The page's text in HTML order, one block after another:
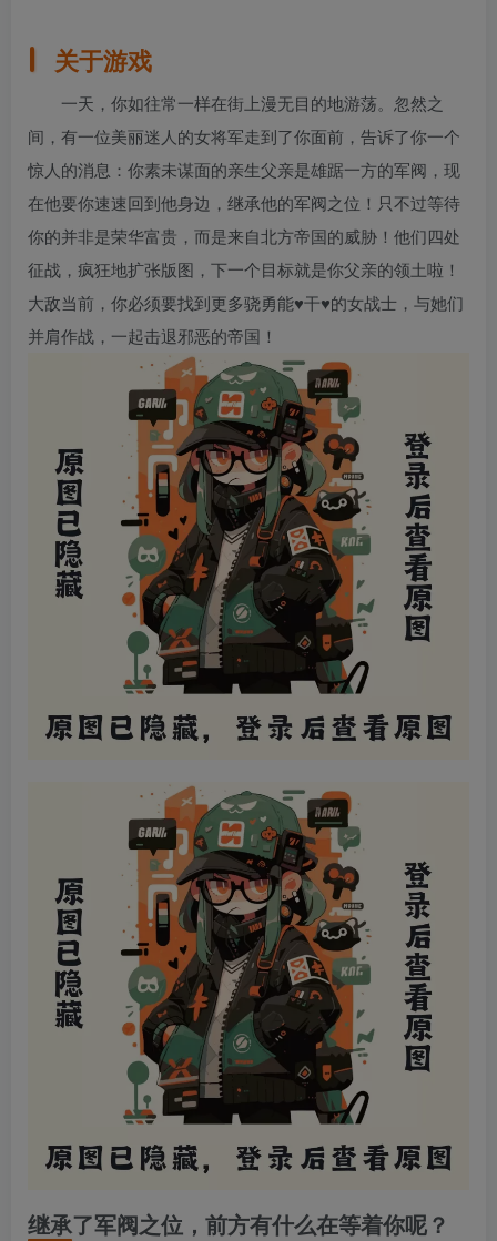
关于游戏
一天，你如往常一样在街上漫无目的地游荡。忽然之
间，有一位美丽迷人的女将军走到了你面前，告诉了你一个
惊人的消息：你素未谋面的亲生父亲是雄踞一方的军阀，现
在他要你速速回到他身边，继承他的军阀之位！只不过等待
你的并非是荣华富贵，而是来自北方帝国的威胁！他们四处
征战，疯狂地扩张版图，下一个目标就是你父亲的领土啦！
大敌当前，你必须要找到更多骁勇能♥干♥的女战士，与她们
并肩作战，一起击退邪恶的帝国！
继承了军阀之位，前方有什么在等着你呢？